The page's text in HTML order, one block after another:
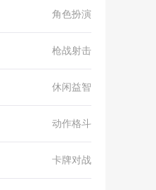
角色扮演
枪战射击
休闲益智
动作格斗
卡牌对战